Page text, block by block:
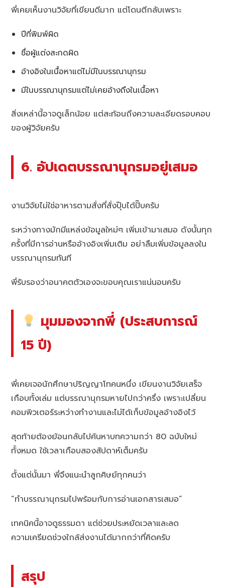
พี่เคยเห็นงานวิจัยที่เขียนดีมาก แต่โดนตีกลับเพราะ
ปีที่พิมพ์ผิด
ชื่อผู้แต่งสะกดผิด
อ้างอิงในเนื้อหาแต่ไม่มีในบรรณานุกรม
มีในบรรณานุกรมแต่ไม่เคยอ้างถึงในเนื้อหา
สิ่งเหล่านี้อาจดูเล็กน้อย แต่สะท้อนถึงความละเอียดรอบคอบ
ของผู้วิจัยครับ
6. อัปเดตบรรณานุกรมอยู่เสมอ
งานวิจัยไม่ใช่อาหารตามสั่งที่สั่งปุ๊บได้ปั๊บครับ
ระหว่างทางมักมีแหล่งข้อมูลใหม่ๆ เพิ่มเข้ามาเสมอ ดังนั้นทุก
ครั้งที่มีการอ่านหรืออ้างอิงเพิ่มเติม อย่าลืมเพิ่มข้อมูลลงใน
บรรณานุกรมทันที
พี่รับรองว่าอนาคตตัวเองจะขอบคุณเราแน่นอนครับ
มุมมองจากพี่ (ประสบการณ์
15 ปี)
พี่เคยเจอนักศึกษาปริญญาโทคนหนึ่ง เขียนงานวิจัยเสร็จ
เกือบทั้งเล่ม แต่บรรณานุกรมหายไปกว่าครึ่ง เพราะเปลี่ยน
คอมพิวเตอร์ระหว่างทำงานและไม่ได้เก็บข้อมูลอ้างอิงไว้
สุดท้ายต้องย้อนกลับไปค้นหาบทความกว่า 80 ฉบับใหม่
ทั้งหมด ใช้เวลาเกือบสองสัปดาห์เต็มครับ
ตั้งแต่นั้นมา พี่จึงแนะนำลูกศิษย์ทุกคนว่า
“ทำบรรณานุกรมไปพร้อมกับการอ่านเอกสารเสมอ”
เทคนิคนี้อาจดูธรรมดา แต่ช่วยประหยัดเวลาและลด
ความเครียดช่วงใกล้ส่งงานได้มากกว่าที่คิดครับ
สรุป